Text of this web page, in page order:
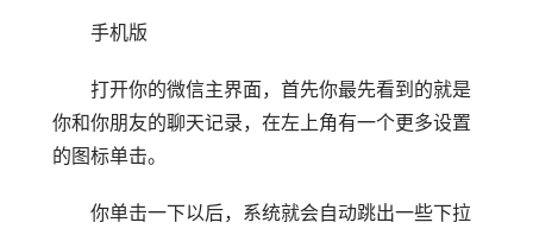
手机版
打开你的微信主界面，首先你最先看到的就是
你和你朋友的聊天记录，在左上角有一个更多设置
的图标单击。
你单击一下以后，系统就会自动跳出一些下拉